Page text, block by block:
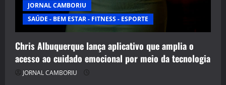
JORNAL CAMBORIU
SAÚDE - BEM ESTAR - FITNESS - ESPORTE
Chris Albuquerque lança aplicativo que amplia o
acesso ao cuidado emocional por meio da tecnologia
JORNAL CAMBORIU